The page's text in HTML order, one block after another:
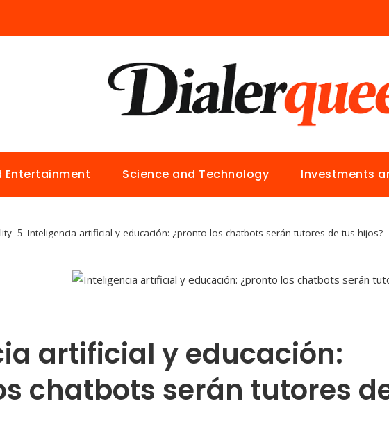
Entertainment Science and Technology Investments
Inteligencia artificial y educación: ¿pronto los chatbots serán tutores de tus hijos?
artificial y educación:
chatbots serán tutores